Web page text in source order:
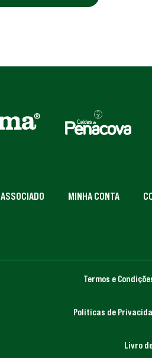
MINHA CONTA
Termos e
Políticas de
Livro